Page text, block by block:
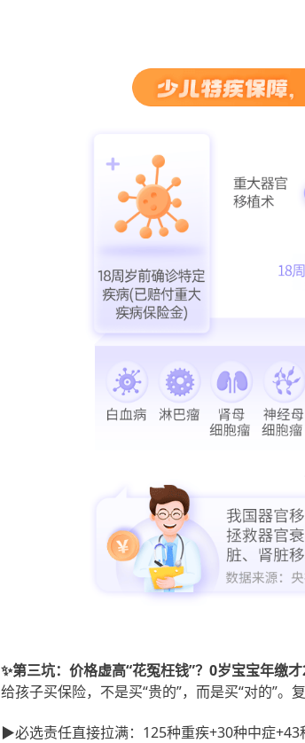
✨第三坑：价格虚高“花冤枉钱”？0岁宝宝年缴才
给孩子买保险，不是买“贵的”，而是买“对的”。
▶必选责任直接拉满：125种重疾+30种中症+43